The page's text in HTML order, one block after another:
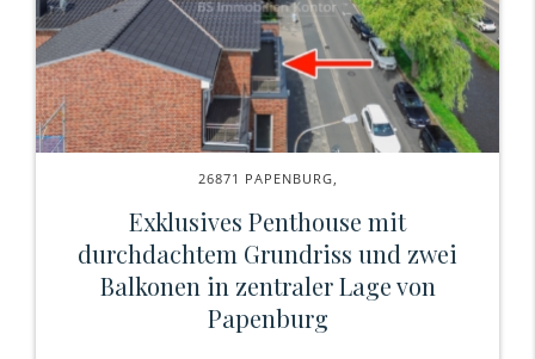
26871 PAPENBURG,
Exklusives Penthouse mit
durchdachtem Grundriss und zwei
Balkonen in zentraler Lage von
Papenburg